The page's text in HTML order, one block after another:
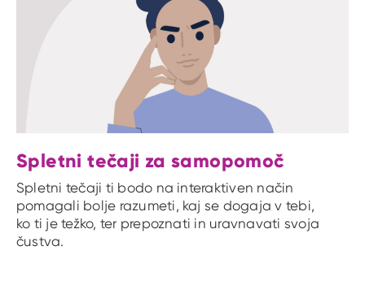
Spletni tečaji za samopomoč
Spletni tečaji ti bodo na interaktiven način
pomagali bolje razumeti, kaj se dogaja v tebi,
ko ti je težko, ter prepoznati in uravnavati svoja
čustva.